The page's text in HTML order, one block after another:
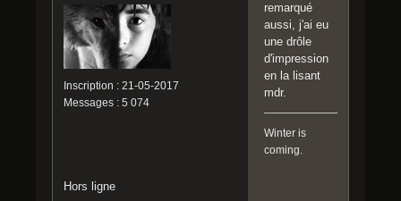
Inscription : 21-05-2017
Messages : 5 074
remarqué
aussi, j'ai eu
une drôle
d'impression
en la lisant
mdr.
Winter is
coming.
Hors ligne